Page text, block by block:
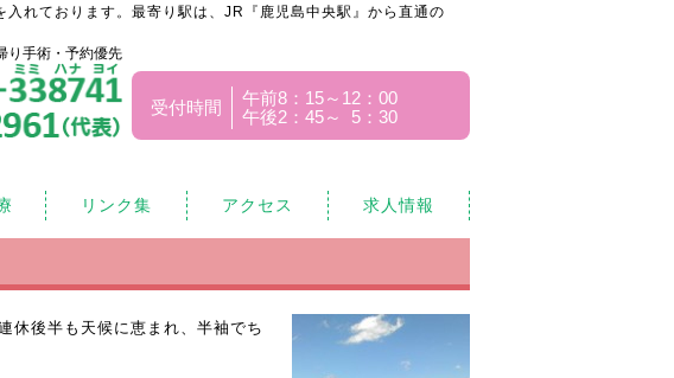
れております。最寄り駅は、JR『鹿児島中央駅』から直通の
り手術・予約優先
受付時間
午前8：15～12：00
午後2：45～ 5：30
リンク集 アクセス 求人情報
休後半も天候に恵まれ、半袖でち